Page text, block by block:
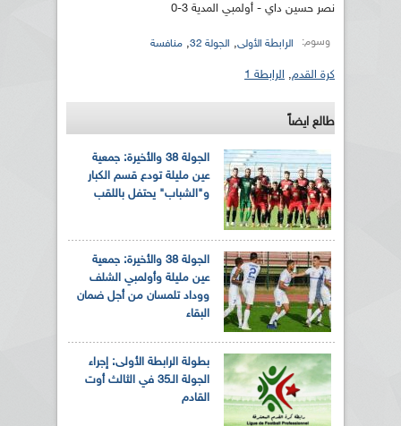
نصر حسين داي - أولمبي المدية 3-0
وسوم: الرابطة الأولى, الجولة 32 , منافسة
كرة القدم, الرابطة 1
طالع ايضاً
الجولة 38 والأخيرة: جمعية
عين مليلة تودع قسم الكبار
و"الشباب" يحتفل باللقب
الجولة 38 والأخيرة: جمعية
عين مليلة وأولمبي الشلف
ووداد تلمسان من أجل ضمان
البقاء
بطولة الرابطة الأولى: إجراء
الجولة الـ35 في الثالث أوت
القادم